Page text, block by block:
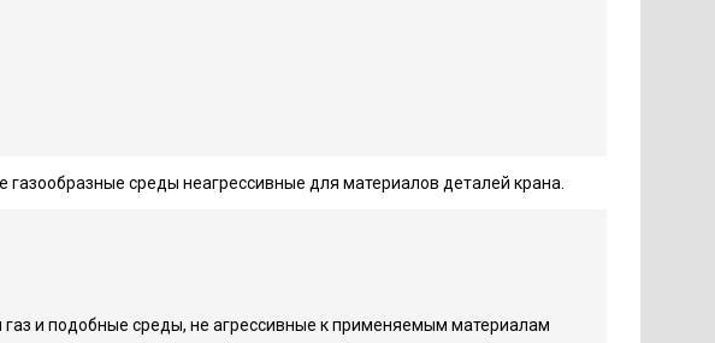
среды неагрессивные для материалов деталей крана.
и подобные среды, не агрессивные к применяемым материалам